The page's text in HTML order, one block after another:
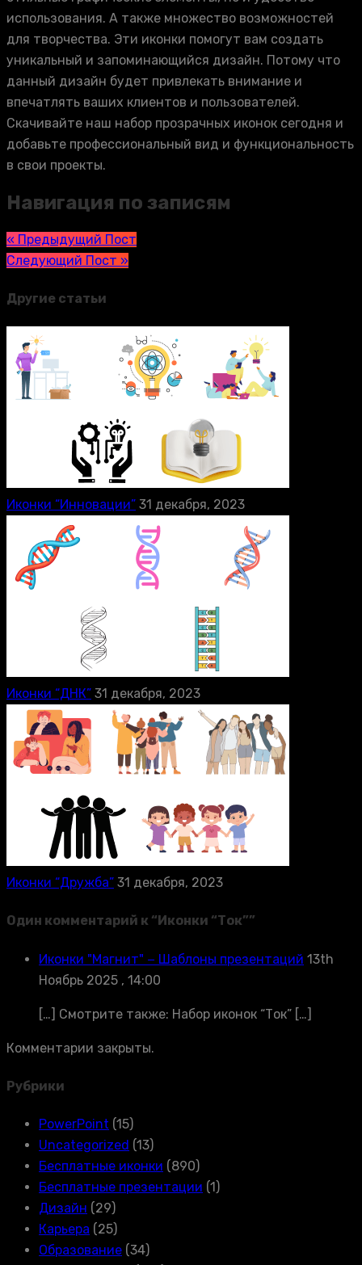
использования. А также множество возможностей
для творчества. Эти иконки помогут вам создать
уникальный и запоминающийся дизайн. Потому что
данный дизайн будет привлекать внимание и
впечатлять ваших клиентов и пользователей.
Скачивайте наш набор прозрачных иконок сегодня и
добавьте профессиональный вид и функциональность
в свои проекты.
Навигация по записям
« Предыдущий Пост
Следующий Пост »
Другие статьи
Иконки “Инновации” 31 декабря, 2023
Иконки “ДНК” 31 декабря, 2023
Иконки “Дружба” 31 декабря, 2023
Один комментарий к “ Иконки “Ток””
Иконки "Магнит" − Шаблоны презентаций 13th
Ноябрь 2025 , 14:00
[…] Смотрите также: Набор иконок “Ток” […]
Комментарии закрыты.
Рубрики
PowerPoint (15)
Uncategorized (13)
Бесплатные иконки (890)
Бесплатные презентации (1)
Дизайн (29)
Карьера (25)
Образование (34)